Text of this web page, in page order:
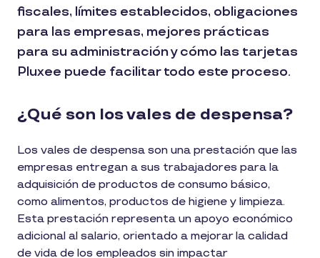
fiscales, límites establecidos, obligaciones
para las empresas, mejores prácticas
para su administración y cómo las tarjetas
Pluxee puede facilitar todo este proceso.
¿Qué son los vales de despensa?
Los vales de despensa son una prestación que las
empresas entregan a sus trabajadores para la
adquisición de productos de consumo básico,
como alimentos, productos de higiene y limpieza.
Esta prestación representa un apoyo económico
adicional al salario, orientado a mejorar la calidad
de vida de los empleados sin impactar